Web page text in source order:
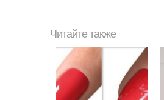
Читайте также